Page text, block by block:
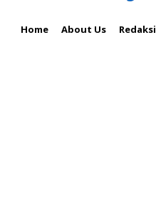
Home About Us Redaksi